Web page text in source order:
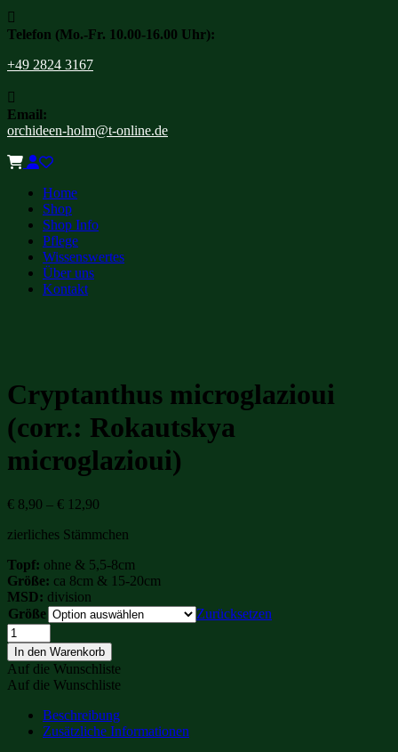

Telefon (Mo.-Fr. 10.00-16.00 Uhr):
+49 2824 3167

Email:
orchideen-holm@t-online.de
Home
Shop
Shop Info
Pflege
Wissenswertes
Über uns
Kontakt
Cryptanthus microglazioui
(corr.: Rokautskya
microglazioui)
€ 8,90 – € 12,90
bis
zierliches Stämmchen
Topf: ohne & 5,5-8cm
Größe: ca 8cm & 15-20cm
MSD: division
Größe
Zurücksetzen
Cryptanthus
microglazioui
(corr.:
Rokautskya
microglazioui)
Menge
In den Warenkorb
Auf die Wunschliste
Auf die Wunschliste
Beschreibung
Zusätzliche Informationen